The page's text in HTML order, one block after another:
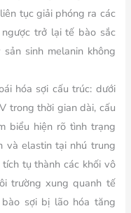
tục giải phóng ra các
trở lại tế bào sắc
sinh melanin không
hóa sợi cấu trúc: dưới
trong thời gian dài, cấu
biểu hiện rõ tình trạng
và elastin tại nhú trung
tụ thành các khối vô
trường xung quanh tế
sợi bị lão hóa tăng